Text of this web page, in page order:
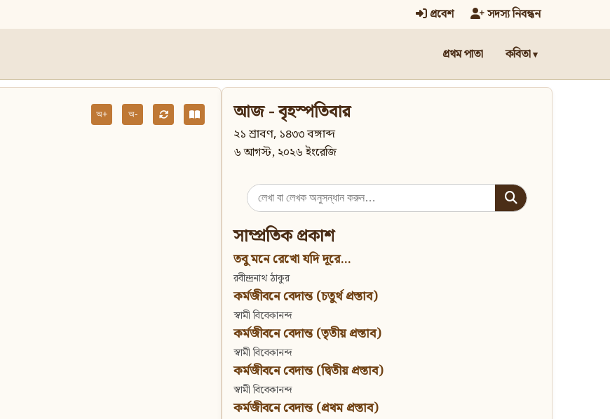
প্রবেশ সদস্য নিবন্ধন
প্রথম পাতা কবিতা
অ+ অ- আজ - বৃহস্পতিবার
২১ শ্রাবণ, ১৪৩৩ বঙ্গাব্দ
৬ আগস্ট, ২০২৬ ইংরেজি
Search
for:
সাম্প্রতিক প্রকাশ
তবু মনে রেখো যদি দূরে...
রবীন্দ্রনাথ ঠাকুর
কর্মজীবনে বেদান্ত (চতুর্থ প্রস্তাব)
স্বামী বিবেকানন্দ
কর্মজীবনে বেদান্ত (তৃতীয় প্রস্তাব)
স্বামী বিবেকানন্দ
কর্মজীবনে বেদান্ত (দ্বিতীয় প্রস্তাব)
স্বামী বিবেকানন্দ
কর্মজীবনে বেদান্ত (প্রথম প্রস্তাব)